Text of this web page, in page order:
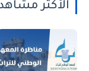
الأكثر مشاهدة